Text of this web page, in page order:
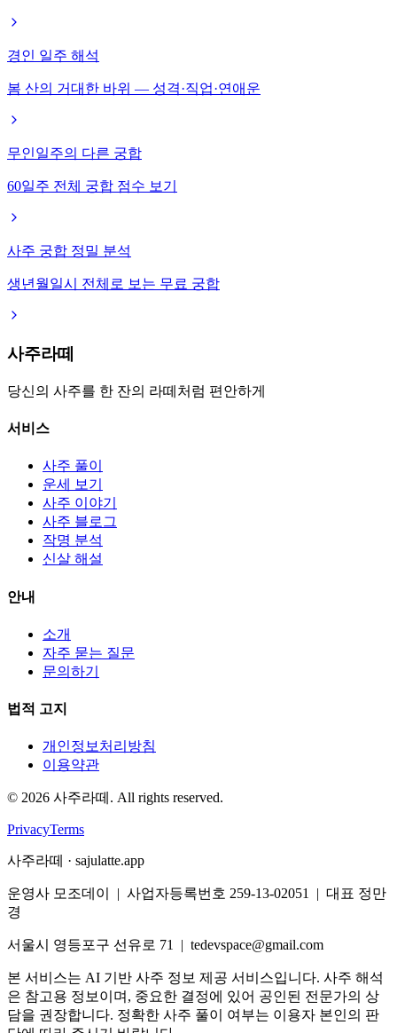
경인 일주 해석
봄 산의 거대한 바위 — 성격·직업·연애운
무인일주의 다른 궁합
60일주 전체 궁합 점수 보기
사주 궁합 정밀 분석
생년월일시 전체로 보는 무료 궁합
사주라떼
당신의 사주를 한 잔의 라떼처럼 편안하게
서비스
사주 풀이
운세 보기
사주 이야기
사주 블로그
작명 분석
신살 해설
안내
소개
자주 묻는 질문
문의하기
법적 고지
개인정보처리방침
이용약관
© 2026 사주라떼. All rights reserved.
PrivacyTerms
사주라떼 · sajulatte.app
운영사 모조데이 | 사업자등록번호 259-13-02051 | 대표 정만
경
서울시 영등포구 선유로 71 | tedevspace@gmail.com
본 서비스는 AI 기반 사주 정보 제공 서비스입니다. 사주 해석
은 참고용 정보이며, 중요한 결정에 있어 공인된 전문가의 상
담을 권장합니다. 정확한 사주 풀이 여부는 이용자 본인의 판